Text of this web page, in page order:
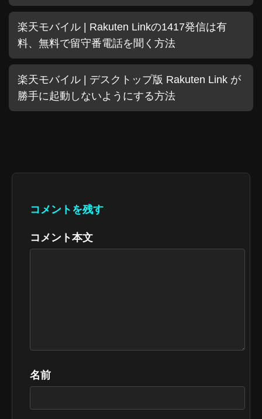
楽天モバイル | Rakuten Linkの1417発信は有
料、無料で留守番電話を聞く方法
楽天モバイル | デスクトップ版 Rakuten Link が
勝手に起動しないようにする方法
コメントを残す
コメント本文
名前